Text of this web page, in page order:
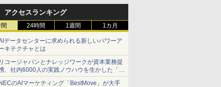
アクセスランキング
24時間 1週間 1カ月
データセンターに求められる新しいパワーア
キテクチャとは
コージャパンとナレッジワークが資本業務提
、社内6000人の実践ノウハウを生かした「AI
談記録 for RICOH」を展開へ
のAIマーケティング「BestMove」が大手